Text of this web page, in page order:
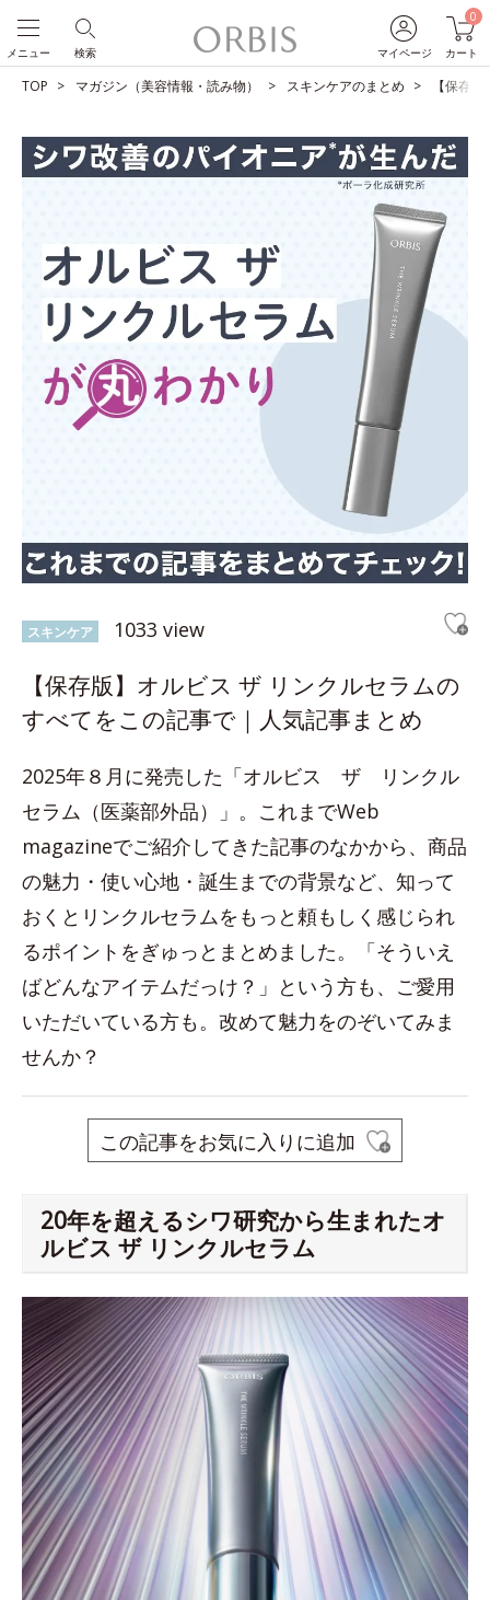
マイページ
0
カート
検索
メニュー
TOP マガジン（美容情報・読み物） スキンケアのまとめ 【保存
スキンケア 1033 view
【保存版】オルビス ザ リンクルセラムの
すべてをこの記事で｜人気記事まとめ
2025年８月に発売した「オルビス ザ リンクル
セラム（医薬部外品）」。これまでWeb
magazineでご紹介してきた記事のなかから、商品
の魅力・使い心地・誕生までの背景など、知って
おくとリンクルセラムをもっと頼もしく感じられ
るポイントをぎゅっとまとめました。「そういえ
ばどんなアイテムだっけ？」という方も、ご愛用
いただいている方も。改めて魅力をのぞいてみま
せんか？
この記事をお気に入りに追加
20年を超えるシワ研究から生まれたオ
ルビス ザ リンクルセラム